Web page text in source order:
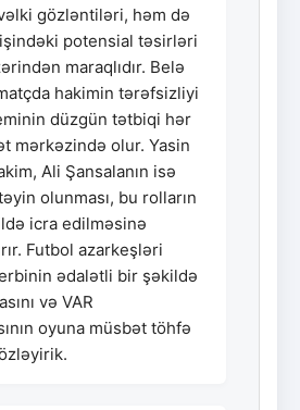
gözləntiləri, həm də
potensial təsirləri
maraqlıdır. Belə
hakimin tərəfsizliyi
düzgün tətbiqi hər
mərkəzində olur. Yasin
Ali Şansalanın isə
olunması, bu rolların
icra edilməsinə
Futbol azarkeşləri
ədalətli bir şəkildə
və VAR
oyuna müsbət töhfə